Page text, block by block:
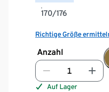
170/176
Richtige Größe
Anzahl
Auf Lager